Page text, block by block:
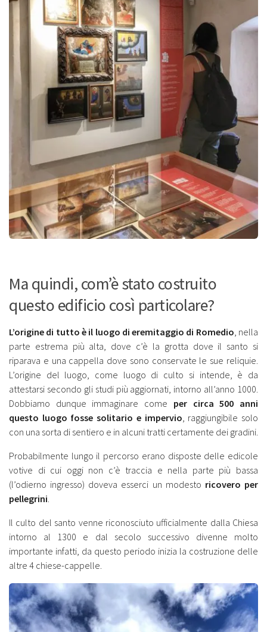
Ma quindi, com’è stato costruito
questo edificio così particolare?
L’origine di tutto è il luogo di eremitaggio di Romedio , nella
parte estrema più alta, dove c’è la grotta dove il santo si
riparava e una cappella dove sono conservate le sue reliquie.
L’origine del luogo, come luogo di culto si intende, è da
attestarsi secondo gli studi più aggiornati, intorno all’anno 1000.
Dobbiamo dunque immaginare come per circa 500 anni
questo luogo fosse solitario e impervio , raggiungibile solo
con una sorta di sentiero e in alcuni tratti certamente dei gradini.
Probabilmente lungo il percorso erano disposte delle edicole
votive di cui oggi non c’è traccia e nella parte più bassa
(l’odierno ingresso) doveva esserci un modesto ricovero per
pellegrini
Il culto del santo venne riconosciuto ufficialmente dalla Chiesa
intorno al 1300 e dal secolo successivo divenne molto
importante infatti, da questo periodo inizia la costruzione delle
altre 4 chiese-cappelle.